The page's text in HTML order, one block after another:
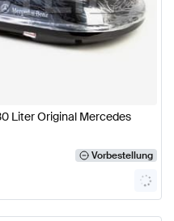
Liter Original Mercedes
Vorbestellung